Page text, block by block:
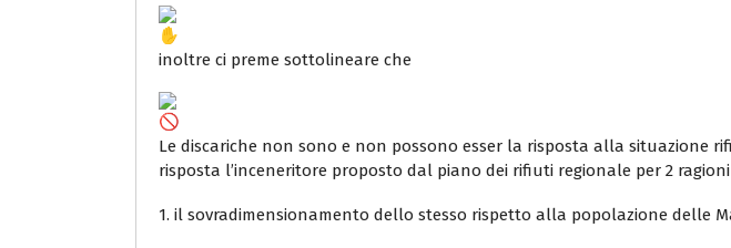
inoltre ci preme sottolineare che
Le discariche non sono e non possono esser la risposta alla situazione
risposta l’inceneritore proposto dal piano dei rifiuti regionale per 2 ragioni
1. il sovradimensionamento dello stesso rispetto alla popolazione delle